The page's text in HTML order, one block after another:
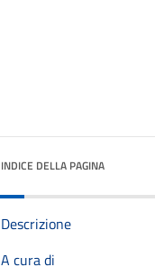
INDICE DELLA PAGINA
Descrizione
A cura di